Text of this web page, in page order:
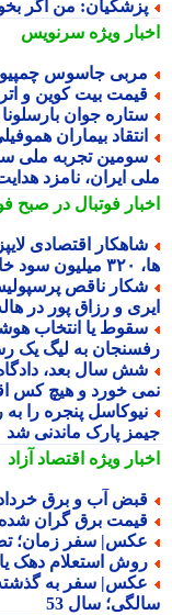
من اگر
ویژهسرنویس
جاسوس
بیت کوین و اتریوم
جوان بارسلونا به
بیماران
تجربه ملی سانچز
ایران، نامزد هدایت
فوتبال در صبح
ناقص پرسپولیس در
و رزاق پور در هاله ای از ابهام،
یا انتخاب
به لیگ یک
سال بعد، دادگاه
خورد و هیچ کس
پنجره را به
پارک ماندنی شد
ویژهاقتصاد آزاد
آب و برق خرداد و تیر 300 درصد
برق گران شده
سفر زمان؛ تصویری از خیابان 15
استعلام دهک
سال 53